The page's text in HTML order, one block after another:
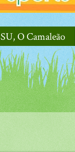
O Camaleão